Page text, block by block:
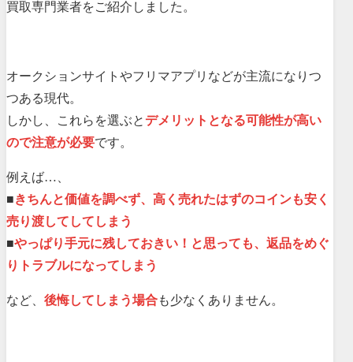
買取専門業者をご紹介しました。
オークションサイトやフリマアプリなどが主流になりつ
つある現代。
しかし、これらを選ぶと デメリットとなる可能性が高い
ので注意が必要です。
例えば…、
■きちんと価値を調べず、高く売れたはずのコインも安く
売り渡してしてしまう
■やっぱり手元に残しておきい！と思っても、返品をめぐ
りトラブルになってしまう
など、 後悔してしまう場合も少なくありません。